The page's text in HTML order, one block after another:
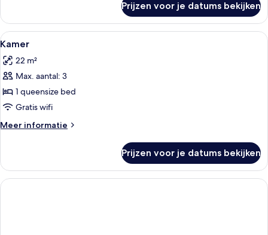
tweepersoonskamer,
tweepersoonsbed
slaapbank
Prijzen voor je datums bekijken
Alle
foto's
voor
Kamer
laden
Hypoallergeen beddengoed, een
5
Kamer
22 m²
Max. aantal: 3
1 queensize bed
Gratis wifi
Meer informatie
Meer
Prijzen voor je datums bekijken